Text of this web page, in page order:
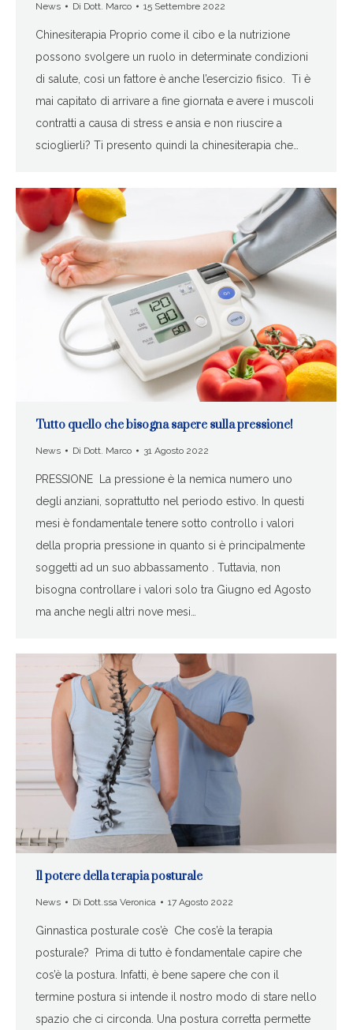
News Di Dott. Marco 15 Settembre 2022
Chinesiterapia Proprio come il cibo e la nutrizione
possono svolgere un ruolo in determinate condizioni
di salute, così un fattore è anche l’esercizio fisico. Ti è
mai capitato di arrivare a fine giornata e avere i muscoli
contratti a causa di stress e ansia e non riuscire a
scioglierli? Ti presento quindi la chinesiterapia che…
Tutto quello che bisogna sapere sulla pressione!
News Di Dott. Marco 31 Agosto 2022
PRESSIONE La pressione è la nemica numero uno
degli anziani, soprattutto nel periodo estivo. In questi
mesi è fondamentale tenere sotto controllo i valori
della propria pressione in quanto si è principalmente
soggetti ad un suo abbassamento . Tuttavia, non
bisogna controllare i valori solo tra Giugno ed Agosto
ma anche negli altri nove mesi…
Il potere della terapia posturale
News Di Dott.ssa Veronica 17 Agosto 2022
Ginnastica posturale cos’è Che cos’è la terapia
posturale? Prima di tutto è fondamentale capire che
cos’è la postura. Infatti, è bene sapere che con il
termine postura si intende il nostro modo di stare nello
spazio che ci circonda. Una postura corretta permette